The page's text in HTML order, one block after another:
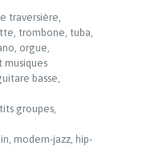
traversière,
trombone, tuba,
orgue,
musiques
basse,
groupes,
modern-jazz, hip-